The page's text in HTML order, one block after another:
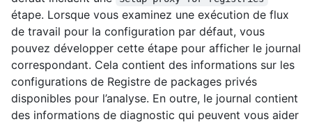
étape. Lorsque vous examinez une exécution de flux
de travail pour la configuration par défaut, vous
pouvez développer cette étape pour afficher le journal
correspondant. Cela contient des informations sur les
configurations de Registre de packages privés
disponibles pour l’analyse. En outre, le journal contient
des informations de diagnostic qui peuvent vous aider